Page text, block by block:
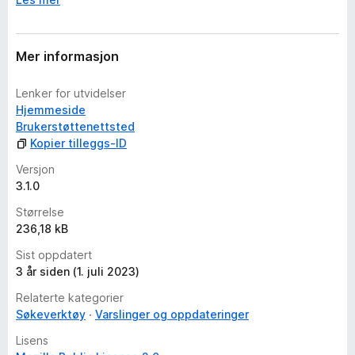
n
å
Mer informasjon
Lenker for utvidelser
Hjemmeside
Brukerstøttenettsted
Kopier tilleggs-ID
Versjon
3.1.0
Størrelse
236,18 kB
Sist oppdatert
3 år siden (1. juli 2023)
Relaterte kategorier
Søkeverktøy
Varslinger og oppdateringer
Lisens